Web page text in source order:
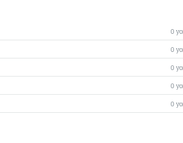
0
0
0
0
0